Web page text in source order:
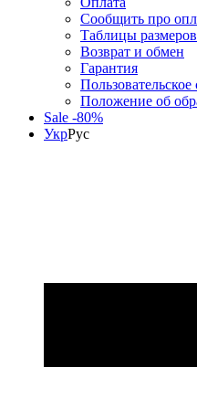
Сообщить про
Таблицы размеров
Возврат и обмен
Гарантия
Положение об
Sale -80%
УкрРус